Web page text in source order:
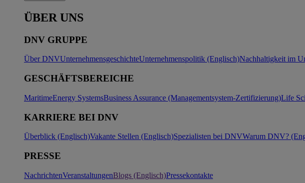
ÜBER UNS
DNV GRUPPE
Über DNVUnternehmensgeschichteUnternehmenspolitik (Englisch)Nachhaltigkeit im
GESCHÄFTSBEREICHE
MaritimeEnergy SystemsBusiness Assurance (Managementsystem-Zertifizierung)Life
KARRIERE BEI DNV
Überblick (Englisch)Vakante Stellen (Englisch)Spezialisten bei DNVWarum DNV?
PRESSE
NachrichtenVeranstaltungenBlogs (Englisch)Pressekontakte